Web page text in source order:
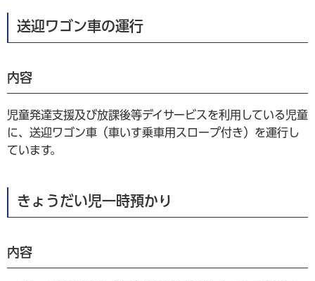
送迎ワゴン車の運行
内容
児童発達支援及び放課後等デイサービスを利用している児童
に、送迎ワゴン車（車いす乗車用スロープ付き）を運行し
ています。
きょうだい児一時預かり
内容